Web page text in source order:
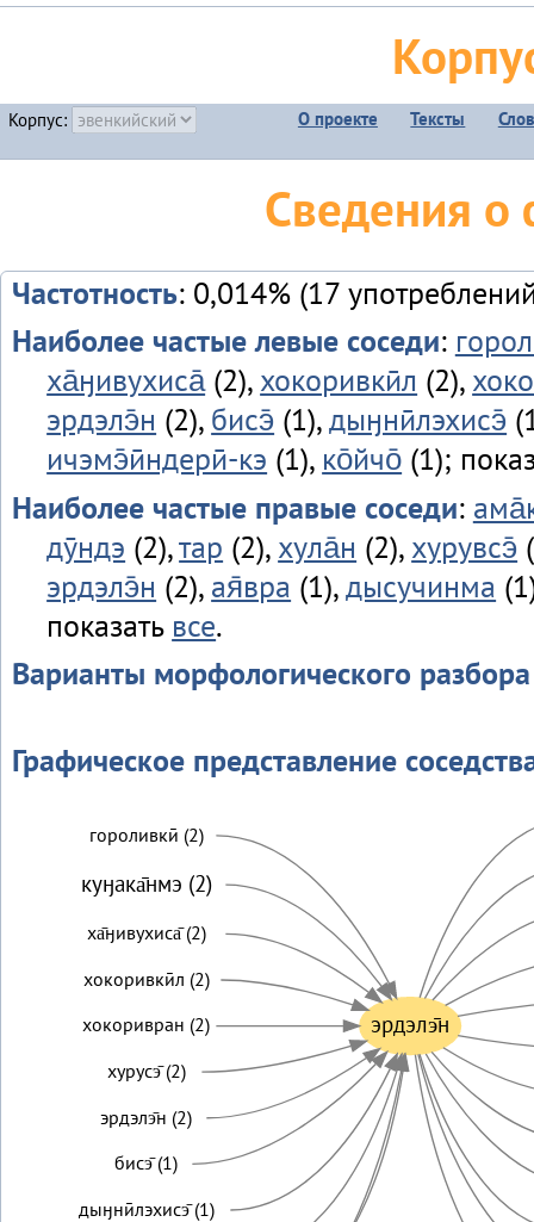
Корпус: О проекте Тексты
Сведения о
Частотность: 0,014% (17
Наиболее частые левые соседи:
ха̄ӈивухиса̄(2), хокоривкӣл (2),
эрдэлэ̄н (2), бисэ̄ (1),дыӈнӣлэхисэ̄
ичэмэ̄ӣндерӣ-кэ (1), ко̄йчо̄ (1);
Наиболее частые правые соседи:
дӯндэ (2),тар (2), хула̄н (2), хурувсэ̄
эрдэлэ̄н (2), ая̄вра (1),дысучинма
показать все.
Варианты морфологического разбора
Графическое представление
эрдэлэ̄н
гороливкӣ (2)
куӈака̄нмэ (2)
ха̄ӈивухиса̄ (2)
хокоривкӣл (2)
хокоривран (2)
хурусэ̄ (2)
эрдэлэ̄н (2)
бисэ̄ (1)
дыӈнӣлэхисэ̄ (1)